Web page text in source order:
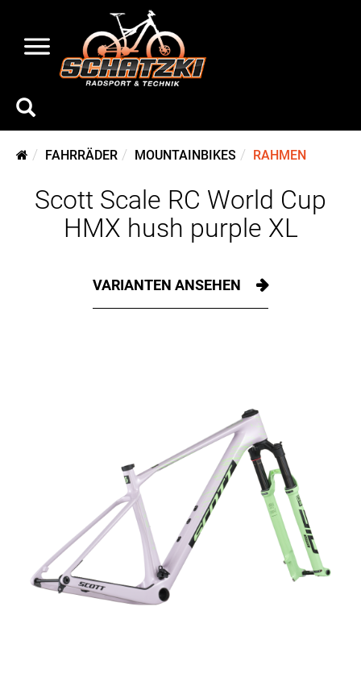
FAHRRÄDER MOUNTAINBIKES RAHMEN
Scott Scale RC World Cup
HMX hush purple XL
VARIANTEN ANSEHEN